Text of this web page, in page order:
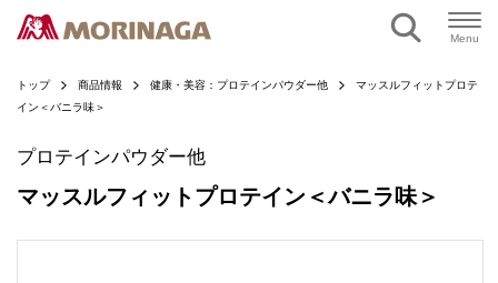
Menu
トップ 商品情報 健康・美容：プロテインパウダー他
マッスルフィットプロテ
イン＜バニラ味＞
プロテインパウダー他
マッスルフィットプロテイン＜バニラ味＞